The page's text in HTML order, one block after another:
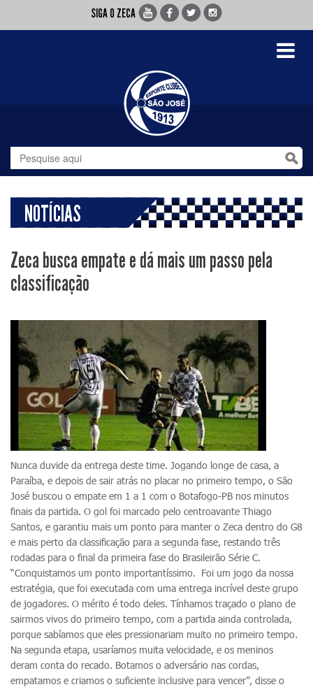
SIGA O ZECA
Toggle
NOTÍCIAS
Zeca busca empate e dá mais um passo pela
classificação
Nunca duvide da entrega deste time. Jogando longe de casa, a
Paraíba, e depois de sair atrás no placar no primeiro tempo, o São
José buscou o empate em 1 a 1 com o Botafogo-PB nos minutos
finais da partida. O gol foi marcado pelo centroavante Thiago
Santos, e garantiu mais um ponto para manter o Zeca dentro do G8
e mais perto da classificação para a segunda fase, restando três
rodadas para o final da primeira fase do Brasileirão Série C.
“Conquistamos um ponto importantíssimo. Foi um jogo da nossa
estratégia, que foi executada com uma entrega incrível deste grupo
de jogadores. O mérito é todo deles. Tínhamos traçado o plano de
sairmos vivos do primeiro tempo, com a partida ainda controlada,
porque sabíamos que eles pressionariam muito no primeiro tempo.
Na segunda etapa, usaríamos muita velocidade, e os meninos
deram conta do recado. Botamos o adversário nas cordas,
empatamos e criamos o suficiente inclusive para vencer”, disse o